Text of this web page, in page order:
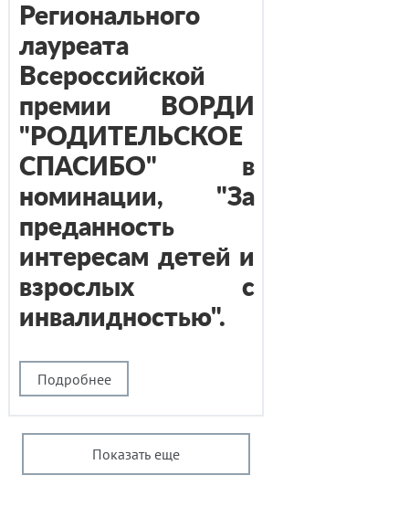
Подробнее
Регионального
лауреата
Всероссийской
премии ВОРДИ
"РОДИТЕЛЬСКОЕ
СПАСИБО" в
номинации, "За
преданность
интересам детей и
взрослых с
инвалидностью".
Показать еще